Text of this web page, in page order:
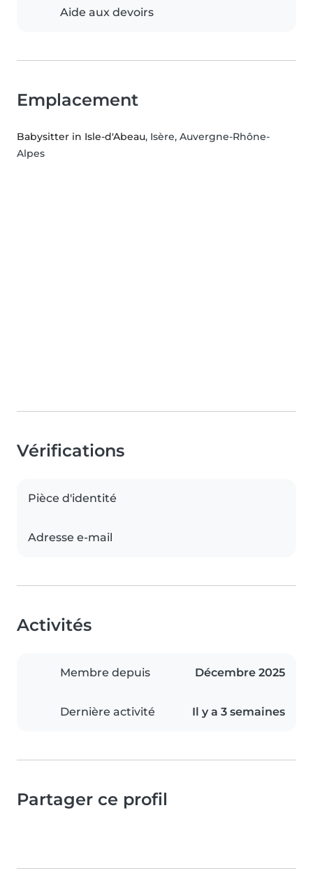
Aide aux devoirs
Emplacement
Babysitter in Isle-d'Abeau, Isère, Auvergne-Rhône-
Alpes
Vérifications
Pièce d'identité
Adresse e-mail
Activités
Membre depuis Décembre 2025
Dernière activité Il y a 3 semaines
Partager ce profil